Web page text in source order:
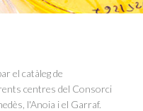
el catàleg de
centres del Consorci
l'Anoia i el Garraf.